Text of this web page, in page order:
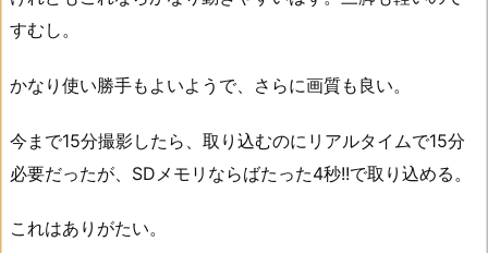
すむし。
かなり使い勝手もよいようで、さらに画質も良い。
今まで15分撮影したら、取り込むのにリアルタイムで15分
必要だったが、SDメモリならばたった4秒!!で取り込める。
これはありがたい。